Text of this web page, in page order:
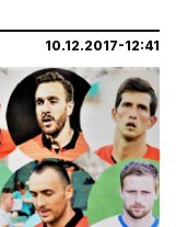
10.12.2017-12:41